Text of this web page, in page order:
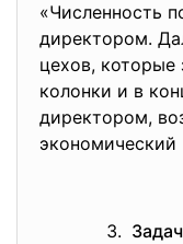
«Численность
директором.
цехов, которые
колонки и в
директором,